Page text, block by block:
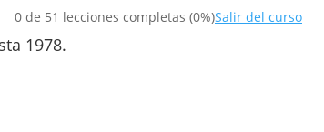
0 de 51 lecciones completas (0%)Salir del curso
1978.